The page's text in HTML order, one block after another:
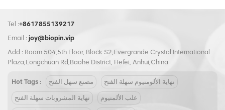
Tel :+8617855139217
Email : joy@biopin.vip
Add : Room 504,5th Floor, Block S2,Evergrande Crystal International
Plaza,Longchuan Rd,Baohe District, Hefei, Anhui,China
Hot Tags : مصنع سهل الفتح نهاية الألومنيوم سهلة الفتح
نهاية المشروبات سهلة الفتح علب الألمنيوم